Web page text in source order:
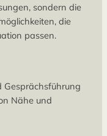
sondern die
die
passen.
Gesprächsführung
Nähe und